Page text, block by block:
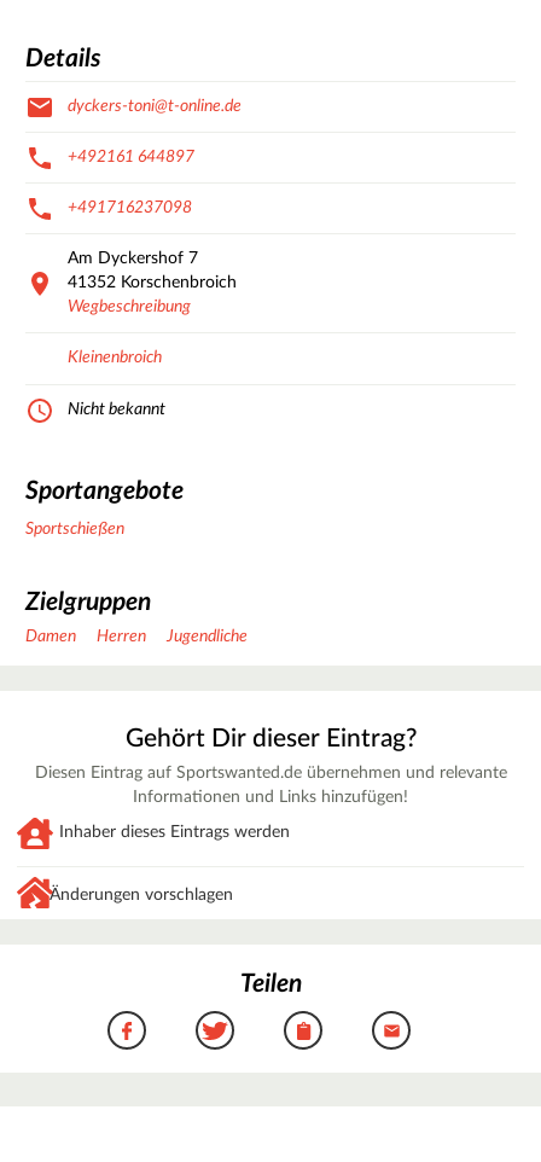
Details
dyckers-toni@t-online.de
+492161 644897
+491716237098
Am Dyckershof 7
41352 Korschenbroich
Wegbeschreibung
Kleinenbroich
Nicht bekannt
Sportangebote
Sportschießen
Zielgruppen
Damen Herren Jugendliche
Gehört Dir dieser Eintrag?
Diesen Eintrag auf Sportswanted.de übernehmen und relevante
Informationen und Links hinzufügen!
Inhaber dieses Eintrags werden
Änderungen vorschlagen
Teilen